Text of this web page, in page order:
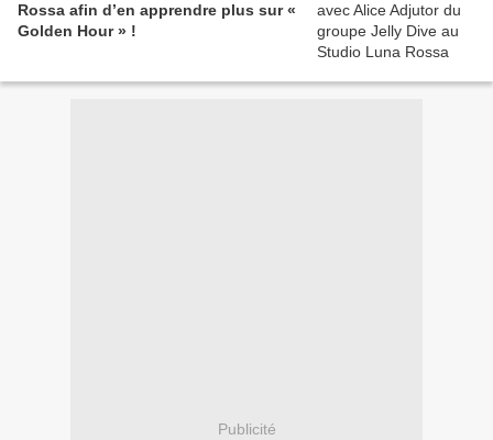
Rossa afin d’en apprendre plus sur «
Golden Hour » !
Publicité